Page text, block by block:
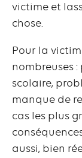
victime et
chose.
Pour la
nombreuses :
scolaire,
manque de
cas les plus
aussi, bien